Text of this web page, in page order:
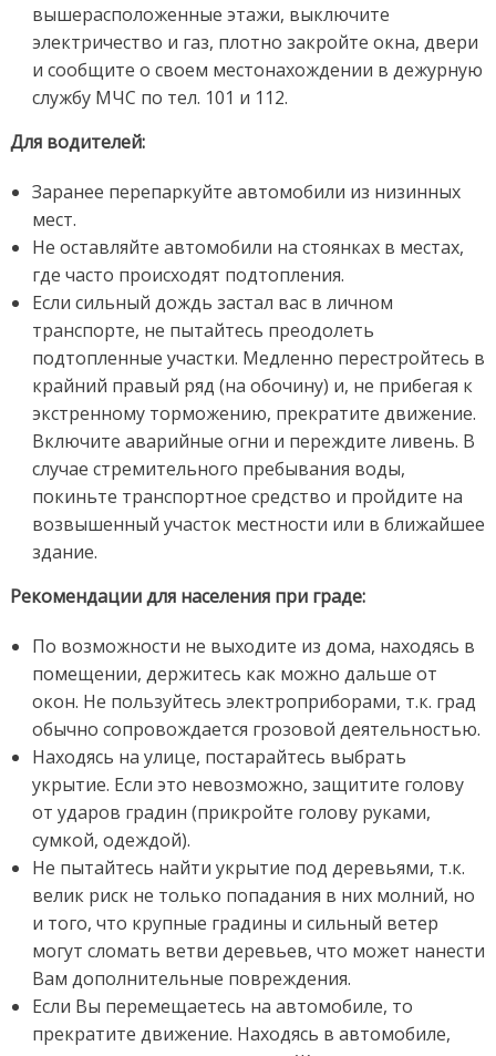
вышерасположенные этажи, выключите
электричество и газ, плотно закройте окна, двери
и сообщите о своем местонахождении в дежурную
службу МЧС по тел. 101 и 112.
Для водителей:
Заранее перепаркуйте автомобили из низинных
мест.
Не оставляйте автомобили на стоянках в местах,
где часто происходят подтопления.
Если сильный дождь застал вас в личном
транспорте, не пытайтесь преодолеть
подтопленные участки. Медленно перестройтесь в
крайний правый ряд (на обочину) и, не прибегая к
экстренному торможению, прекратите движение.
Включите аварийные огни и переждите ливень. В
случае стремительного пребывания воды,
покиньте транспортное средство и пройдите на
возвышенный участок местности или в ближайшее
здание.
Рекомендации для населения при граде:
По возможности не выходите из дома, находясь в
помещении, держитесь как можно дальше от
окон. Не пользуйтесь электроприборами, т.к. град
обычно сопровождается грозовой деятельностью.
Находясь на улице, постарайтесь выбрать
укрытие. Если это невозможно, защитите голову
от ударов градин (прикройте голову руками,
сумкой, одеждой).
Не пытайтесь найти укрытие под деревьями, т.к.
велик риск не только попадания в них молний, но
и того, что крупные градины и сильный ветер
могут сломать ветви деревьев, что может нанести
Вам дополнительные повреждения.
Если Вы перемещаетесь на автомобиле, то
прекратите движение. Находясь в автомобиле,